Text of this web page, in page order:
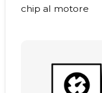
chip al motore